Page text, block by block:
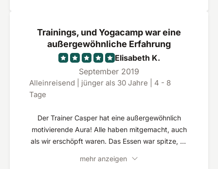
Teilnehmenden freiwillig (!) an ihre Grenzen. Dabei
muss betont werden, dass der Trainer Casper
jeden sehr individuell behandelt. So kann m. M. n.
ein junger, athletischer Erwachsener genauso viel
Spaß haben und gefordert werden, wie ein
weniger fitter Rentner im Alter von Anfang 60. Es
zählt der Wille und das Durchhaltevermögen.
Trainings, und Yogacamp war eine
außergewöhnliche Erfahrung
Elisabeth K.
September 2019
Alleinreisend | jünger als 30 Jahre | 4 - 8
Tage
Der Trainer Casper hat eine außergewöhnlich
motivierende Aura! Alle haben mitgemacht, auch
als wir erschöpft waren. Das Essen war spitze, es
langfristig zu ändern.
mehr anzeigen